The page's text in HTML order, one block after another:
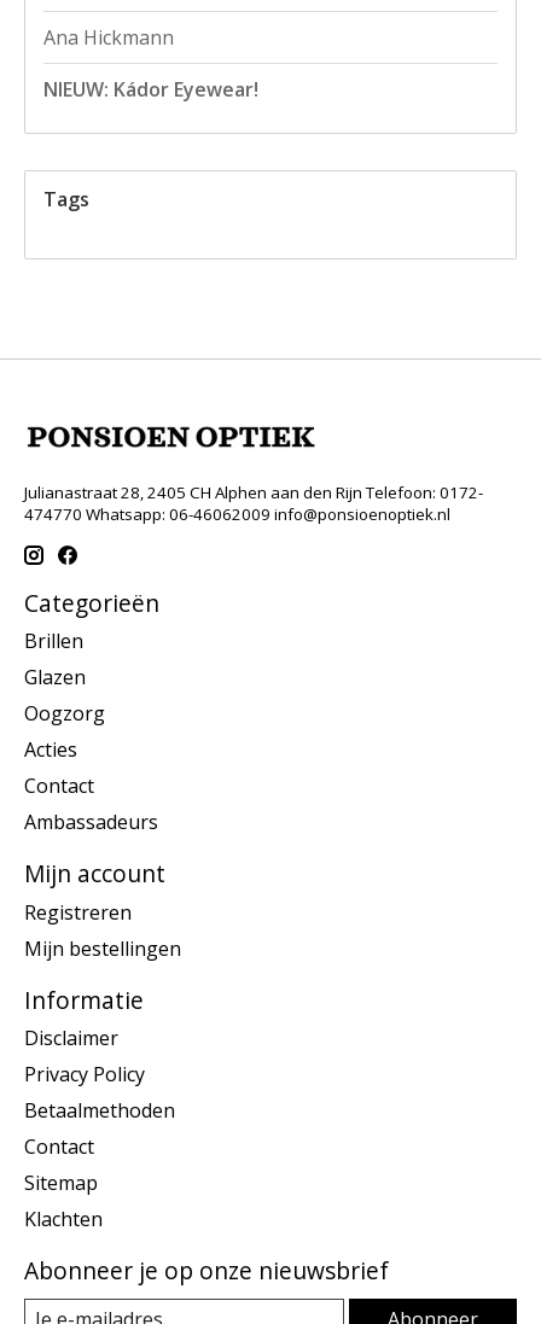
Ana Hickmann
NIEUW: Kádor Eyewear!
Tags
Julianastraat 28, 2405 CH Alphen aan den Rijn Telefoon: 0172-
474770 Whatsapp: 06-46062009 info@ponsioenoptiek.nl
Categorieën
Brillen
Glazen
Oogzorg
Acties
Contact
Ambassadeurs
Mijn account
Registreren
Mijn bestellingen
Informatie
Disclaimer
Privacy Policy
Betaalmethoden
Contact
Sitemap
Klachten
Abonneer je op onze nieuwsbrief